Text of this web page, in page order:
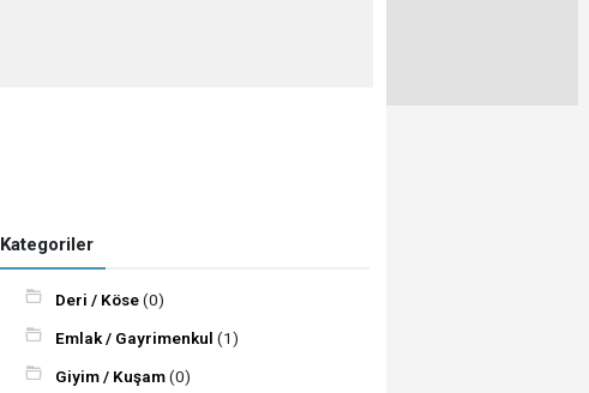
Kategoriler
Deri / Köse(0)
Emlak / Gayrimenkul (1)
Giyim / Kuşam(0)